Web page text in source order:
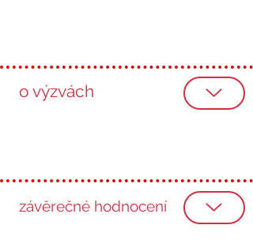
o výzvách
závěrečné hodnocení